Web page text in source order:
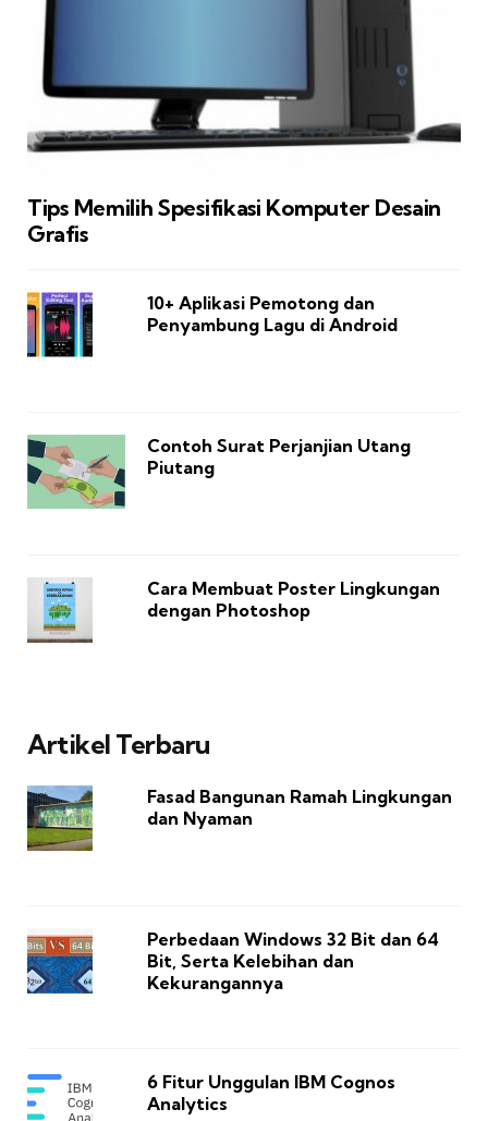
Tips Memilih Spesifikasi Komputer Desain
Grafis
10+ Aplikasi Pemotong dan
Penyambung Lagu di Android
Contoh Surat Perjanjian Utang
Piutang
Cara Membuat Poster Lingkungan
dengan Photoshop
Artikel Terbaru
Fasad Bangunan Ramah Lingkungan
dan Nyaman
Perbedaan Windows 32 Bit dan 64
Bit, Serta Kelebihan dan
Kekurangannya
6 Fitur Unggulan IBM Cognos
Analytics